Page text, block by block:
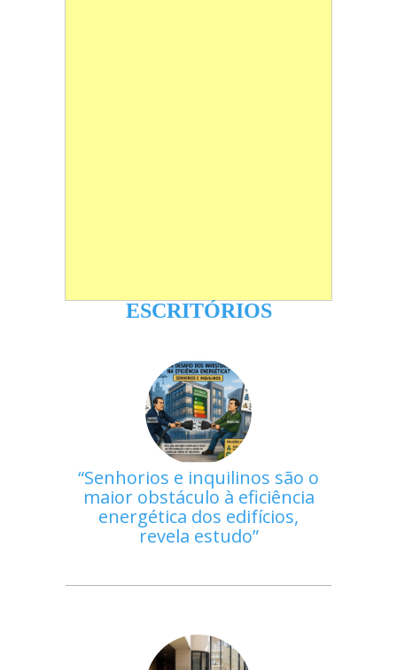
ESCRITÓRIOS
Senhorios e inquilinos são o
maior obstáculo à eficiência
energética dos edifícios,
revela estudo